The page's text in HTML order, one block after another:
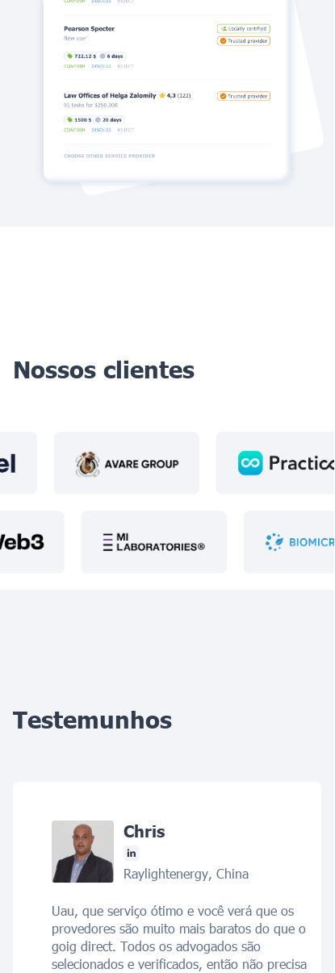
Nossos clientes
Testemunhos
Chris
Raylightenergy, China
Uau, que serviço ótimo e você verá que os
provedores são muito mais baratos do que o
goig direct. Todos os advogados são
selecionados e verificados, então não precisa